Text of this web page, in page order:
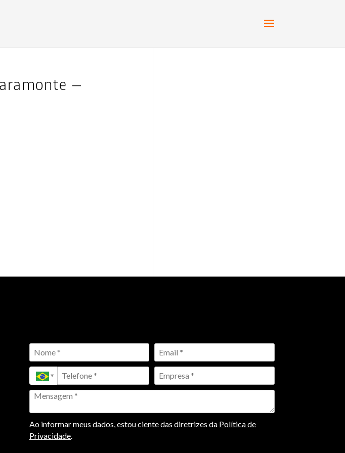
–
Ao informar meus dados, estou ciente das diretrizes da Política de
Privacidade.